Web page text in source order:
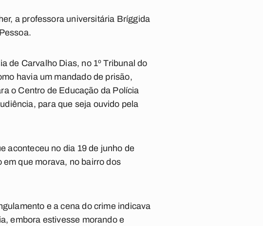
a professora universitária Bríggida
de Carvalho Dias, no 1º Tribunal do
havia um mandado de prisão,
o Centro de Educação da Polícia
para que seja ouvido pela
aconteceu no dia 19 de junho de
que morava, no bairro dos
e a cena do crime indicava
embora estivesse morando e